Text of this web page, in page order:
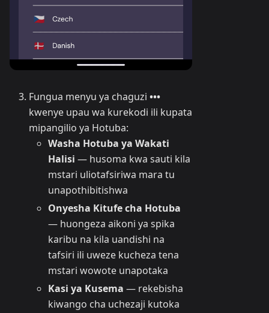
Fungua menyu ya chaguzi •••
kwenye upau wa kurekodi ili kupata
mipangilio ya Hotuba:
Washa Hotuba ya Wakati
Halisi — husoma kwa sauti kila
mstari uliotafsiriwa mara tu
unapothibitishwa
Onyesha Kitufe cha Hotuba
— huongeza aikoni ya spika
karibu na kila uandishi na
tafsiri ili uweze kucheza tena
mstari wowote unapotaka
Kasi ya Kusema — rekebisha
kiwango cha uchezaji kutoka